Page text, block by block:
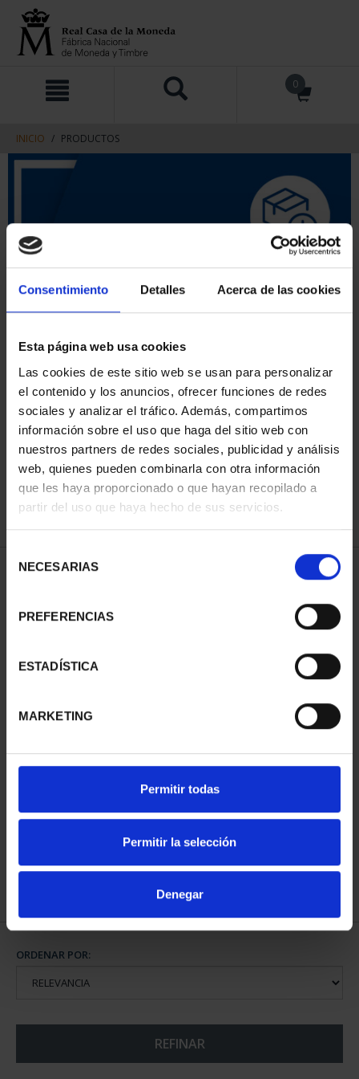
Consentimiento Detalles Acerca de las cookies
Esta página web usa cookies
Las cookies de este sitio web se usan para personalizar
el contenido y los anuncios, ofrecer funciones de redes
sociales y analizar el tráfico. Además, compartimos
información sobre el uso que haga del sitio web con
nuestros partners de redes sociales, publicidad y análisis
web, quienes pueden combinarla con otra información
que les haya proporcionado o que hayan recopilado a
partir del uso que haya hecho de sus servicios.
NECESARIAS
PREFERENCIAS
ESTADÍSTICA
MARKETING
Permitir todas
Permitir la selección
Denegar
contenido
navegacin
0
INICIO PRODUCTOS
ORDENAR POR:
REFINAR
2 Productos encontrados
CIUDADES PATRIMONIO
73,00 €
CIUDADES PATRIMONIO
73,00 €
ORDENAR POR:
REFINAR